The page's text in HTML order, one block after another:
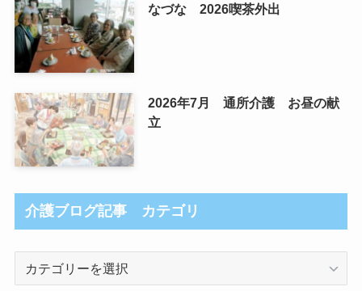
なづな 2026喫茶外出
2026年7月 通所介護 お昼の献
立
介護ブログ記事 カテゴリ